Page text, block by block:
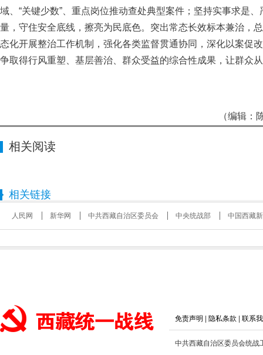
域、“关键少数”、重点岗位推动查处典型案件；坚持实事求是
量，守住安全底线，擦亮为民底色。突出常态长效标本兼治，
态化开展整治工作机制，强化各类监督贯通协同，深化以案促
争取得行风重塑、基层善治、群众受益的综合性成果，让群众
（编辑：
相关阅读
相关链接
人民网 新华网 中共西藏自治区委员会 中央统战部 中国西藏
免责声明 隐私条款 联系
中共西藏自治区委员会统